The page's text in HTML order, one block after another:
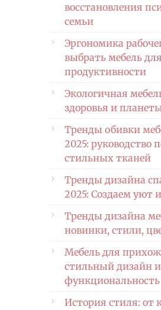
восстановления
семьи
Эргономика
выбрать мебель
продуктивности
Экологичная
здоровья и
Тренды обивки
2025: руководство
стильных тканей
Тренды дизайна
2025: Создаем уют
Тренды дизайна
новинки, стили,
Мебель для
стильный дизайн и
функциональность
История стиля: от